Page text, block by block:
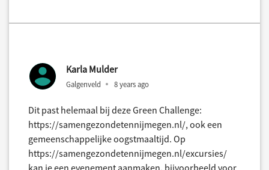
Karla Mulder
Galgenveld 8 years ago
Dit past helemaal bij deze Green Challenge:
https://samengezondetennijmegen.nl/, ook een
gemeenschappelijke oogstmaaltijd. Op
https://samengezondetennijmegen.nl/excursies/
kan je een evenement aanmaken, bijvoorbeeld voor